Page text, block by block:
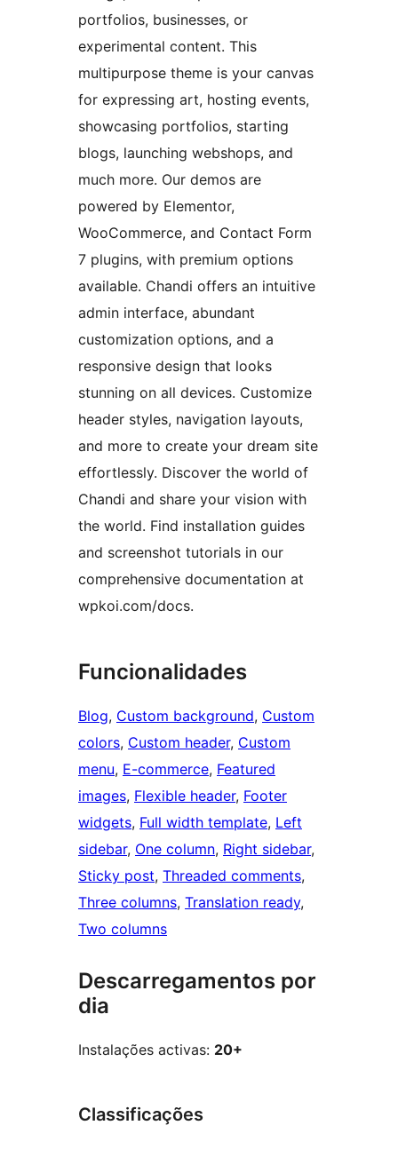
portfolios, businesses, or
experimental content. This
multipurpose theme is your canvas
for expressing art, hosting events,
showcasing portfolios, starting
blogs, launching webshops, and
much more. Our demos are
powered by Elementor,
WooCommerce, and Contact Form
7 plugins, with premium options
available. Chandi offers an intuitive
admin interface, abundant
customization options, and a
responsive design that looks
stunning on all devices. Customize
header styles, navigation layouts,
and more to create your dream site
effortlessly. Discover the world of
Chandi and share your vision with
the world. Find installation guides
and screenshot tutorials in our
comprehensive documentation at
wpkoi.com/docs.
Funcionalidades
Blog, Custom background, Custom
colors, Custom header, Custom
menu, E-commerce, Featured
images, Flexible header, Footer
widgets, Full width template, Left
sidebar, One column, Right sidebar
Sticky post, Threaded comments
Three columns, Translation ready
Two columns
Descarregamentos por
dia
Instalações activas: 20+
Classificações